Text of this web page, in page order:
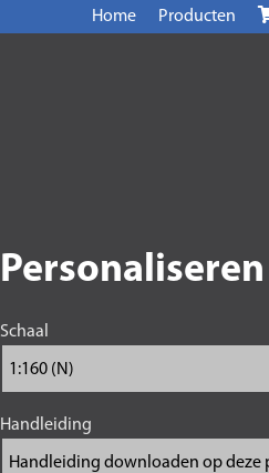
Home Producten
Personaliseren
Schaal
Handleiding